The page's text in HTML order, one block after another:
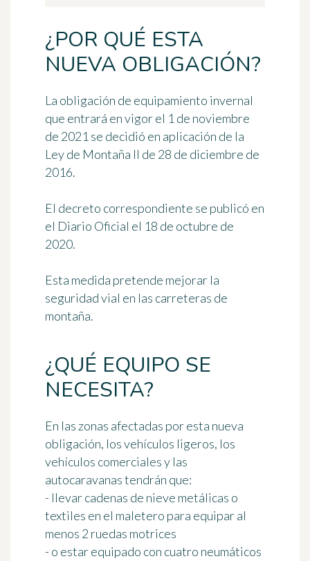
¿POR QUÉ ESTA
NUEVA OBLIGACIÓN?
La obligación de equipamiento invernal
que entrará en vigorel 1 de noviembre
de 2021 se decidió en aplicación de la
Ley de Montaña II de 28 de diciembre de
2016.
El decreto correspondiente se publicó en
el Diario Oficial el 18 de octubre de
2020.
Esta medida pretende mejorar la
seguridad vial en las carreteras de
montaña.
¿QUÉ EQUIPO SE
NECESITA?
En las zonas afectadas por esta nueva
obligación, los vehículos ligeros, los
vehículos comerciales y las
autocaravanas tendrán que:
- llevar cadenas de nieve metálicas o
textiles en el maletero para equipar al
menos 2 ruedas motrices
- o estar equipado con cuatro neumáticos